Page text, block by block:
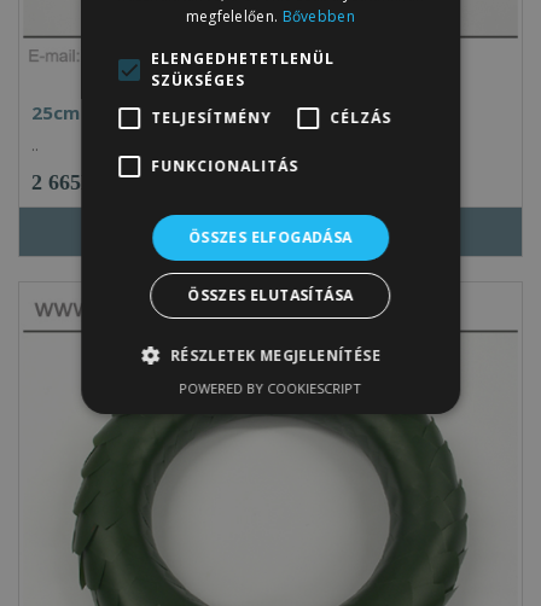
25cm átmérőjű babérkoszorú
..
2 665Ft
megfelelően. Bővebben
ELENGEDHETETLENÜL
SZÜKSÉGES
TELJESÍTMÉNY
CÉLZÁS
FUNKCIONALITÁS
ÖSSZES ELFOGADÁSA
ÖSSZES ELUTASÍTÁSA
RÉSZLETEK MEGJELENÍTÉSE
POWERED BY COOKIESCRIPT